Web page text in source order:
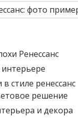
Ренессанс
интерьере
стиле ренессанс
решение
и декора